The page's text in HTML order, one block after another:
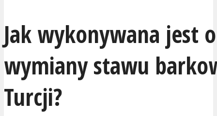
Jak wykonywana jest
wymiany stawu
Turcji?